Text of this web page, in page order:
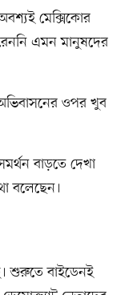
মেক্সিকোর
এমন মানুষদের
ওপর খুব
বাড়তে দেখা
বলেছেন।
শুরুতে বাইডেনই